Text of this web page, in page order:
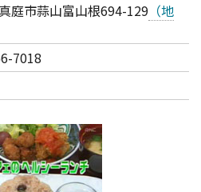
庭市蒜山富山根694-129 （地
7018